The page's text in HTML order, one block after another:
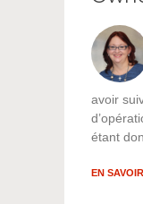
avoir
étant
EN